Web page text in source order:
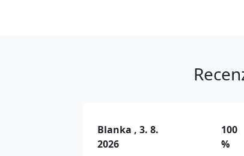
Blanka , 3. 8.
2026
100
%